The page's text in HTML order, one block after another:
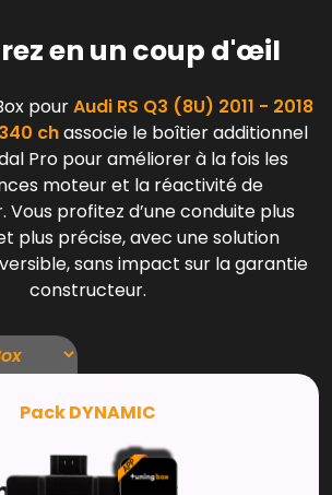
en un coup d'œil
pourAudi RS Q3 (8U) 2011 - 2018
chassocie le boîtier additionnel
Pro pour améliorer à la fois les
moteur et la réactivité de
Vous profitez d’une conduite plus
plus précise, avec une solution
sans impact sur la garantie
constructeur.
Pack DYNAMIC